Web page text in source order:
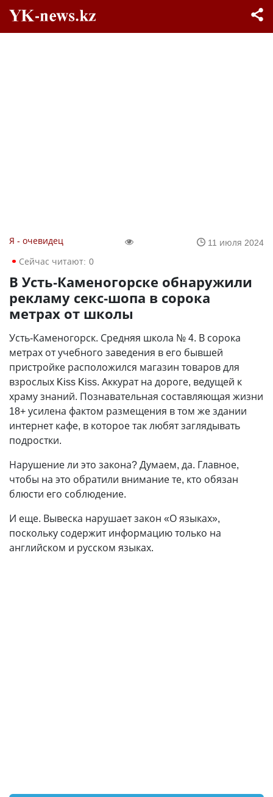
Я - очевидец
11 июля 2024
Сейчас читают: 0
В Усть-Каменогорске обнаружили
рекламу секс-шопа в сорока
метрах от школы
Усть-Каменогорск. Средняя школа № 4. В сорока
метрах от учебного заведения в его бывшей
пристройке расположился магазин товаров для
взрослых Kiss Kiss. Аккурат на дороге, ведущей к
храму знаний. Познавательная составляющая жизни
18+ усилена фактом размещения в том же здании
интернет кафе, в которое так любят заглядывать
подростки.
Нарушение ли это закона? Думаем, да. Главное,
чтобы на это обратили внимание те, кто обязан
блюсти его соблюдение.
И еще. Вывеска нарушает закон «О языках»,
поскольку содержит информацию только на
английском и русском языках.